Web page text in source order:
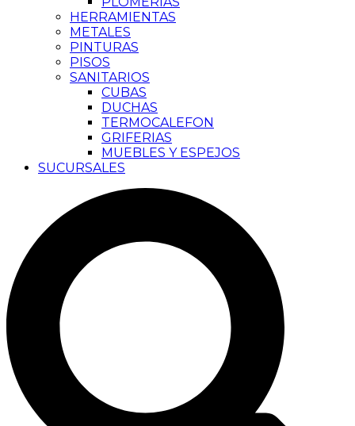
HERRAMIENTAS
METALES
PINTURAS
PISOS
SANITARIOS
CUBAS
DUCHAS
TERMOCALEFON
GRIFERIAS
MUEBLES Y ESPEJOS
SUCURSALES